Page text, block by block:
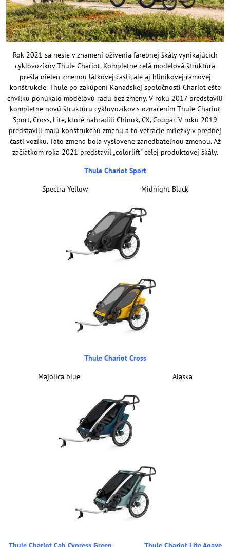
Rok 2021 sa nesie v znamení oživenia farebnej škály vynikajúcich
cyklovozíkov Thule Chariot. Kompletne celá modelová štruktúra
prešla nielen zmenou látkovej časti, ale aj hliníkovej rámovej
konštrukcie. Thule po zakúpení Kanadskej spoločnosti Chariot ešte
chvíľku ponúkalo modelovú radu bez zmeny. V roku 2017 predstavili
kompletne novú štruktúru cyklovozíkov s označením Thule Chariot
Sport, Cross, Lite, ktoré nahradili Chinok, CX, Cougar. V roku 2019
predstavili malú konštrukčnú zmenu a to vetracie mriežky v prednej
časti vozíku. Táto zmena bola vyslovene zanedbateľnou zmenou. Až
začiatkom roka 2021 predstavil „colorlift" celej produktovej škály.
Thule Chariot Sport
Spectra Yellow Midnight Black
Thule Chariot Cross
Majolica blue Alaska